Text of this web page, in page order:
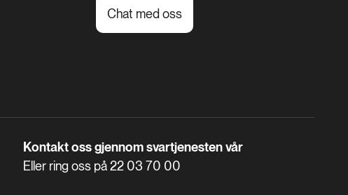
Chat med oss
Kontakt oss gjennom svartjenesten vår
Eller ring oss på22 03 70 00